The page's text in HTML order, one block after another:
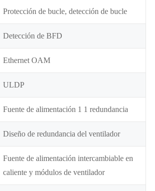
Protección de bucle, detección de bucle
Detección de BFD
Ethernet OAM
ULDP
Fuente de alimentación 1 1 redundancia
Diseño de redundancia del ventilador
Fuente de alimentación intercambiable en
caliente y módulos de ventilador